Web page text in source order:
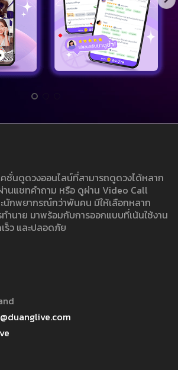
ชั่นดูดวงออนไลน์ที่สามารถดูดวงได้หลาก
นแชทคำถาม หรือ ดูผ่าน Video Call
นักพยากรณ์กว่าพันคน มีให้เลือกหลาก
ำนาย มาพร้อมกับการออกแบบที่เน้นใช้งาน
ร็ว และปลอดภัย